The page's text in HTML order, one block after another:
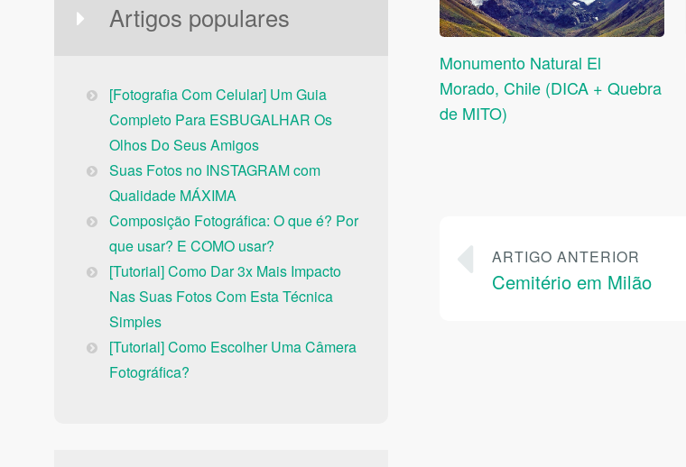
Monumento Natural El
Morado, Chile (DICA + Quebra
de MITO)
ARTIGO ANTERIOR
Cemitério em Milão
Artigos populares
[Fotografia Com Celular] Um Guia
Completo Para ESBUGALHAR Os
Olhos Do Seus Amigos
Suas Fotos no INSTAGRAM com
Qualidade MÁXIMA
Composição Fotográfica: O que é? Por
que usar? E COMO usar?
[Tutorial] Como Dar 3x Mais Impacto
Nas Suas Fotos Com Esta Técnica
Simples
[Tutorial] Como Escolher Uma Câmera
Fotográfica?